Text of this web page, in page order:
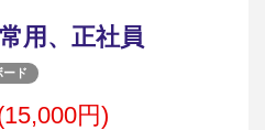
用、正社員
ード
円)